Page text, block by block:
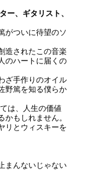
ー、ギタリスト、
がついに待望のソ
造されたこの音楽
のハートに届くの
ざ手作りのオイル
野篤を知る僕らか
は、人生の価値
もしれません。
リとウィスキーを
まんないじゃない